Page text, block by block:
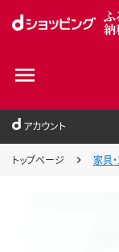
アカウント
トップページ 家具